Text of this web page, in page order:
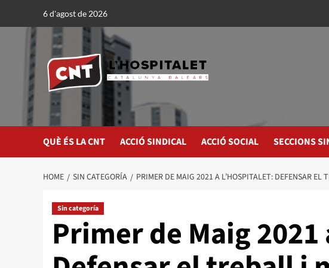
6 d'agost de 2026
QUÈ ÉS LA CNT ACCIÓ SINDICAL ACCIÓ SOCIAL SECCIONS
HOME SIN CATEGORÍA PRIMER DE MAIG 2021 A L’HOSPITALET: DEFENSAR EL
Sin categoría
Primer de Maig 2021